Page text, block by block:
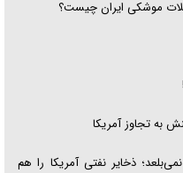
موشکی ایران چیست؟
به تجاوز آمریکا
ذخایر نفتی آمریکا را هم